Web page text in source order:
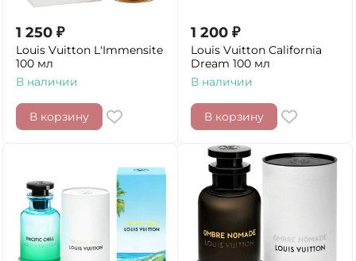
1 250 ₽
Louis Vuitton L'Immensite
100 мл
В наличии
В корзину
1 200 ₽
Louis Vuitton California
Dream 100 мл
В наличии
В корзину